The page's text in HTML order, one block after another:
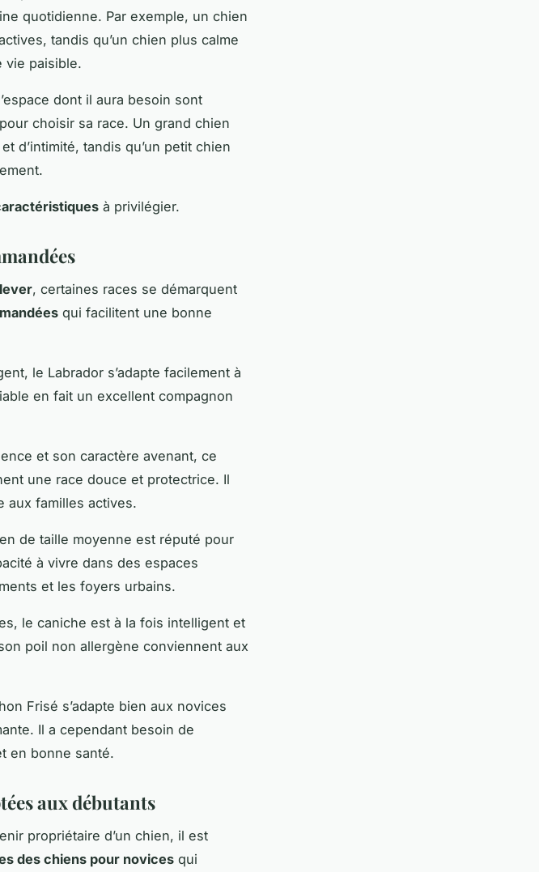
quotidienne. Par exemple, un chien
tandis qu’un chien plus calme
vie paisible.
dont il aura besoin sont
choisir sa race. Un grand chien
d’intimité, tandis qu’un petit chien
à privilégier.
, certaines races se démarquent
qui facilitent une bonne
le Labrador s’adapte facilement à
en fait un excellent compagnon
et son caractère avenant, ce
une race douce et protectrice. Il
aux familles actives.
de taille moyenne est réputé pour
à vivre dans des espaces
et les foyers urbains.
le caniche est à la fois intelligent et
poil non allergène conviennent aux
Frisé s’adapte bien aux novices
Il a cependant besoin de
en bonne santé.
aux débutants
propriétaire d’un chien, il est
des chiens pour novices qui